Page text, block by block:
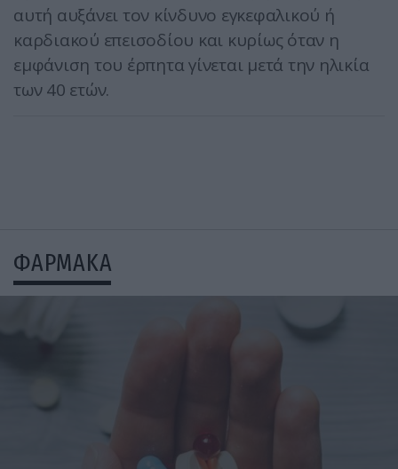
αυτή αυξάνει τον κίνδυνο εγκεφαλικού ή
καρδιακού επεισοδίου και κυρίως όταν η
εμφάνιση του έρπητα γίνεται μετά την ηλικία
των 40 ετών.
ΦΑΡΜΑΚΑ